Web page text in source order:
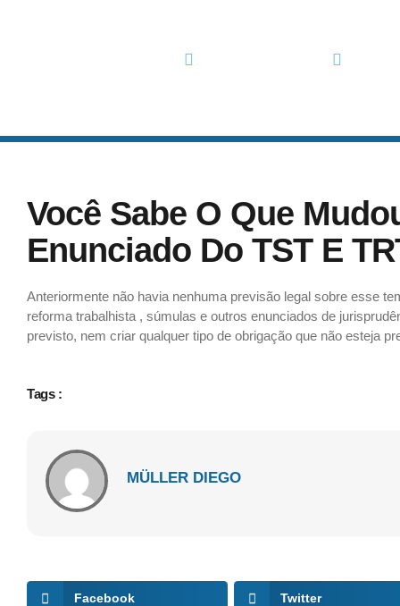
Você Sabe O Que
Enunciado Do TST E
Anteriormente não havia nenhuma previsão legal sobre esse
reforma trabalhista , súmulas e outros enunciados de
previsto, nem criar qualquer tipo de obrigação que não esteja
Tags :
MÜLLER DIEGO
Facebook Twitter